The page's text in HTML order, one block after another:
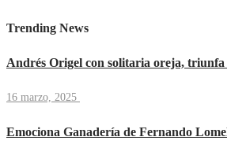
Trending News
Andrés Origel con solitaria oreja, triunfa
16 marzo, 2025
Emociona Ganadería de Fernando